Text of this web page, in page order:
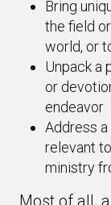
Bring
the field
world, or
Unpack a
or
endeavor
Address
relevant
ministry